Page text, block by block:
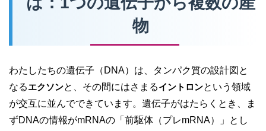
物
わたしたちの遺伝子（DNA）は、タンパク質の設計図と
なるエクソンと、その間にはさまるイントロンという領域
が交互に並んでできています。遺伝子がはたらくとき、ま
ずDNAの情報がmRNAの「前駆体（プレmRNA）」とし